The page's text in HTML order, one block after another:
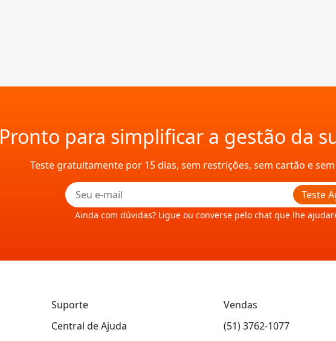
Pronto para simplificar a gestão da
Teste gratuitamente por 15 dias, sem restrições, sem cartão e
Teste
Ainda com dúvidas? Ligue ou converse pelo chat que lhe
Suporte
Central de Ajuda
Vendas
(51) 3762-1077